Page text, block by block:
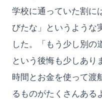
学校に通っていた割に
びたな」というような
した。「もう少し別の
という後悔も少しあり
時間とお金を使って渡
るものがたくさんある